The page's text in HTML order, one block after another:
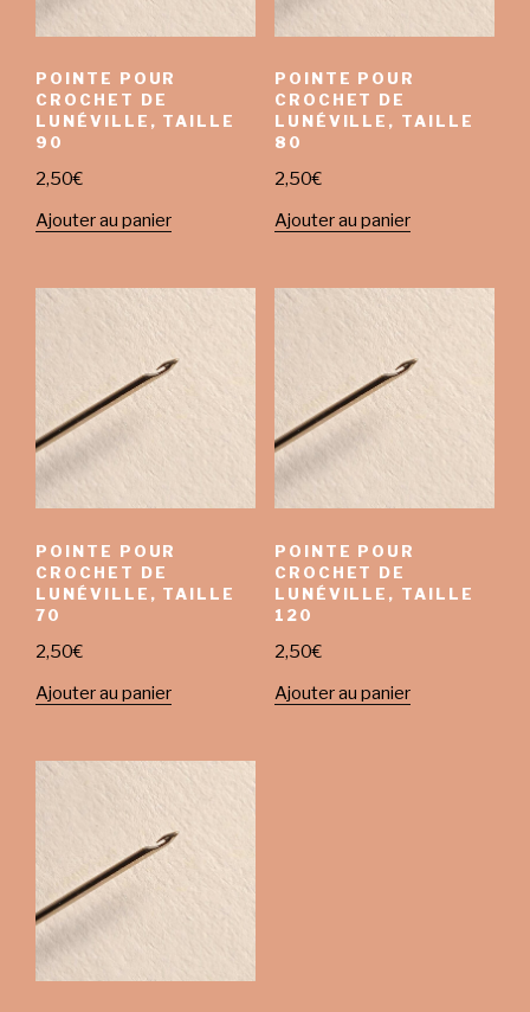
POINTE POUR
CROCHET DE
LUNÉVILLE, TAILLE
90
2,50€
Ajouter au panier
POINTE POUR
CROCHET DE
LUNÉVILLE, TAILLE
80
2,50€
Ajouter au panier
POINTE POUR
CROCHET DE
LUNÉVILLE, TAILLE
70
2,50€
Ajouter au panier
POINTE POUR
CROCHET DE
LUNÉVILLE, TAILLE
120
2,50€
Ajouter au panier